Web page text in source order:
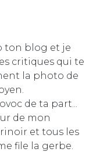
ton blog et je
critiques qui te
la photo de
de ta part...
de mon
et tous les
file la gerbe.